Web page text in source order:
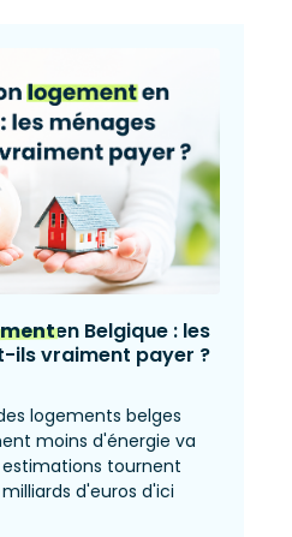
en Belgique : les
ils vraiment payer ?
logements belges
moins d'énergie va
tournent
d'euros d'ici